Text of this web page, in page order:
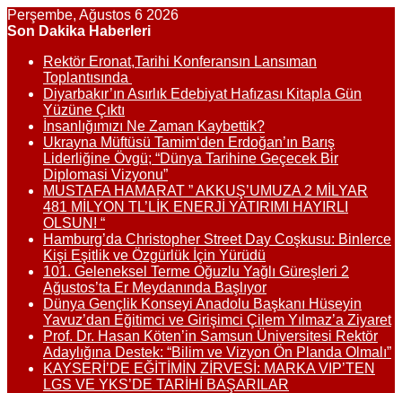
Perşembe, Ağustos 6 2026
Son Dakika Haberleri
Rektör Eronat,Tarihi Konferansın Lansıman
Toplantısında
Diyarbakır’ın Asırlık Edebiyat Hafızası Kitapla Gün
Yüzüne Çıktı
İnsanlığımızı Ne Zaman Kaybettik?
Ukrayna Müftüsü Tamim‘den Erdoğan’ın Barış
Liderliğine Övgü; “Dünya Tarihine Geçecek Bir
Diplomasi Vizyonu”
MUSTAFA HAMARAT ” AKKUŞ’UMUZA 2 MİLYAR
481 MİLYON TL’LİK ENERJİ YATIRIMI HAYIRLI
OLSUN! “
Hamburg’da Christopher Street Day Coşkusu: Binlerce
Kişi Eşitlik ve Özgürlük İçin Yürüdü
101. Geleneksel Terme Oğuzlu Yağlı Güreşleri 2
Ağustos’ta Er Meydanında Başlıyor
Dünya Gençlik Konseyi Anadolu Başkanı Hüseyin
Yavuz’dan Eğitimci ve Girişimci Çilem Yılmaz’a Ziyaret
Prof. Dr. Hasan Köten’in Samsun Üniversitesi Rektör
Adaylığına Destek: “Bilim ve Vizyon Ön Planda Olmalı”
KAYSERİ’DE EĞİTİMİN ZİRVESİ: MARKA VIP’TEN
LGS VE YKS’DE TARİHİ BAŞARILAR